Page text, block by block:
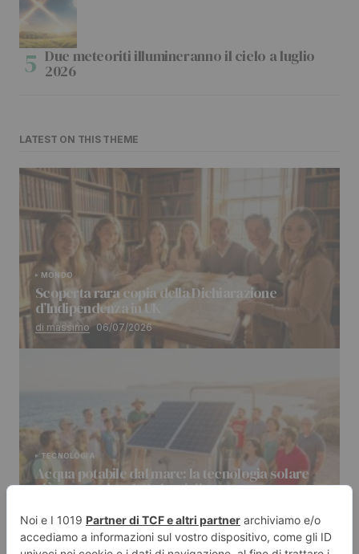
Due meteoriti illumineranno il cielo a luglio
2026
LATEST ON THIS THEME
MONDO
Scoperta rara copia della Dichiarazione
d’Indipendenza in UK
di massimo 06/07/2026
TECNOLOGIA
Acqua potabile dal mare: la tecnologia solare
più economica delle bottiglie